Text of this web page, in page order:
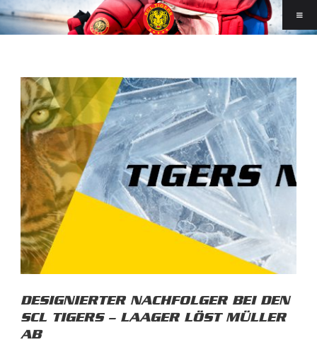
DESIGNIERTER NACHFOLGER BEI DEN
SCL TIGERS – LAAGER LÖST MÜLLER
AB